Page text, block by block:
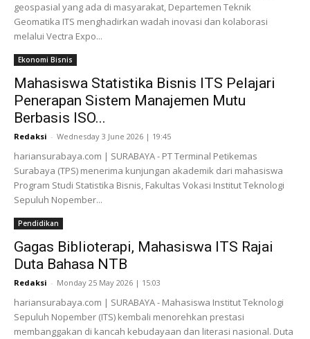
geospasial yang ada di masyarakat, Departemen Teknik
Geomatika ITS menghadirkan wadah inovasi dan kolaborasi
melalui Vectra Expo...
Ekonomi Bisnis
Mahasiswa Statistika Bisnis ITS Pelajari
Penerapan Sistem Manajemen Mutu
Berbasis ISO...
Redaksi - Wednesday 3 June 2026 | 19:45
hariansurabaya.com | SURABAYA - PT Terminal Petikemas
Surabaya (TPS) menerima kunjungan akademik dari mahasiswa
Program Studi Statistika Bisnis, Fakultas Vokasi Institut Teknologi
Sepuluh Nopember...
Pendidikan
Gagas Biblioterapi, Mahasiswa ITS Rajai
Duta Bahasa NTB
Redaksi - Monday 25 May 2026 | 15:03
hariansurabaya.com | SURABAYA - Mahasiswa Institut Teknologi
Sepuluh Nopember (ITS) kembali menorehkan prestasi
membanggakan di kancah kebudayaan dan literasi nasional. Duta